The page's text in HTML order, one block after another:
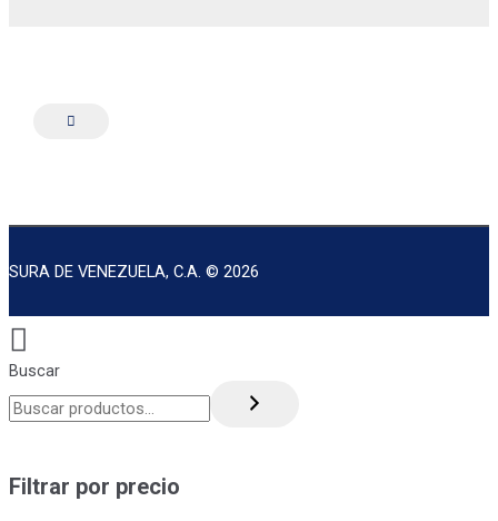
SURA DE VENEZUELA, C.A. © 2026
Buscar
Filtrar por precio